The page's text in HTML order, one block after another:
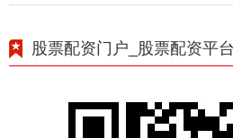
股票配资门户_股票配资平